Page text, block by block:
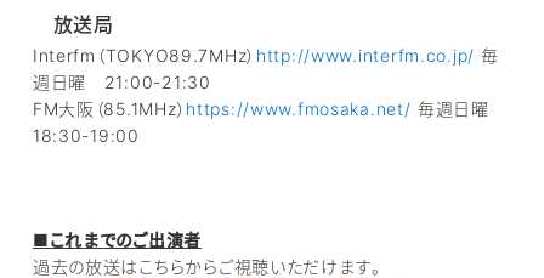
放送局
Interfm（TOKYO89.7MHz） http://www.interfm.co.jp/ 毎
週日曜 21:00-21:30
FM大阪（85.1MHz） https://www.fmosaka.net/ 毎週日曜
18:30-19:00
■これまでのご出演者
過去の放送はこちらからご視聴いただけます。